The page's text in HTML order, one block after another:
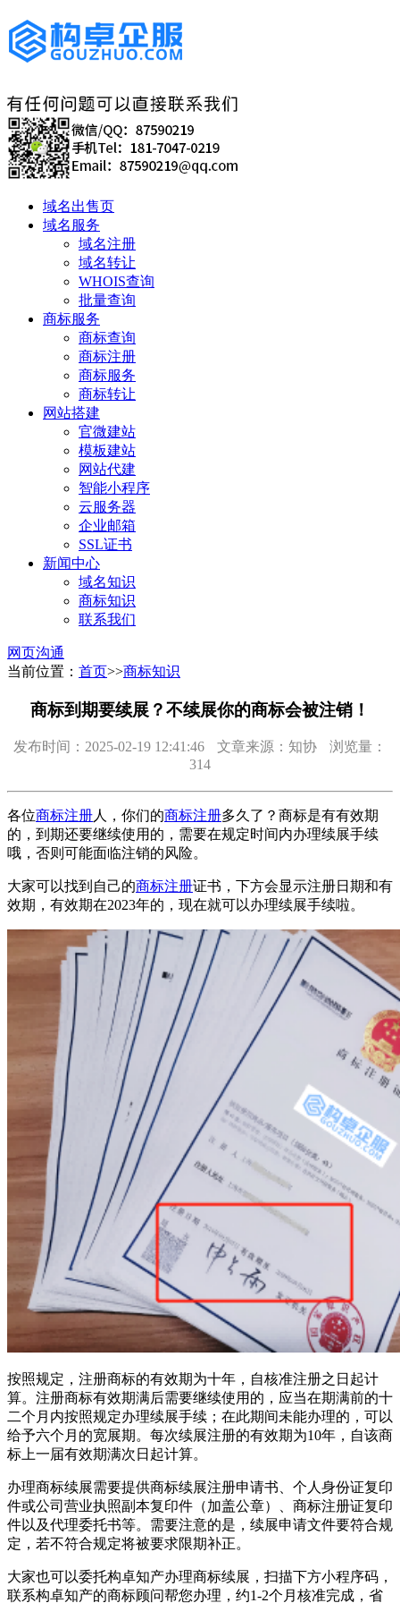
域名出售页
域名服务
域名注册
域名转让
WHOIS查询
批量查询
商标服务
商标查询
商标注册
商标服务
商标转让
网站搭建
官微建站
模板建站
网站代建
智能小程序
云服务器
企业邮箱
SSL证书
新闻中心
域名知识
商标知识
联系我们
网页沟通
当前位置： 首页>>商标知识
商标到期要续展？不续展你的商标会被注销！
发布时间：2025-02-19 12:41:46 文章来源：知协
浏览量：
314
各位商标注册人，你们的商标注册多久了？商标是有有效期
的，到期还要继续使用的，需要在规定时间内办理续展手续
哦，否则可能面临注销的风险。
大家可以找到自己的商标注册证书，下方会显示注册日期和有
效期，有效期在2023年的，现在就可以办理续展手续啦。
按照规定，注册商标的有效期为十年，自核准注册之日起计
算。注册商标有效期满后需要继续使用的，应当在期满前的十
二个月内按照规定办理续展手续；在此期间未能办理的，可以
给予六个月的宽展期。每次续展注册的有效期为10年，自该商
标上一届有效期满次日起计算。
办理商标续展需要提供商标续展注册申请书、个人身份证复印
件或公司营业执照副本复印件（加盖公章）、商标注册证复印
件以及代理委托书等。需要注意的是，续展申请文件要符合规
定，若不符合规定将被要求限期补正。
大家也可以委托构卓知产办理商标续展，扫描下方小程序码，
联系构卓知产的商标顾问帮您办理，约1-2个月核准完成，省